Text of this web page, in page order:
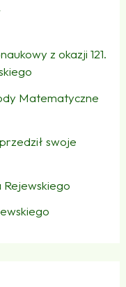
z okazji 121.
Matematyczne
swoje